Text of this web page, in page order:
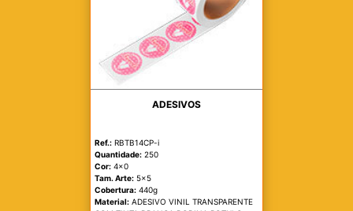
ADESIVOS
Ref.: RBTB14CP-i
Quantidade: 250
Cor: 4x0
Tam. Arte: 5x5
Cobertura: 440g
Material: ADESIVO VINIL TRANSPARENTE